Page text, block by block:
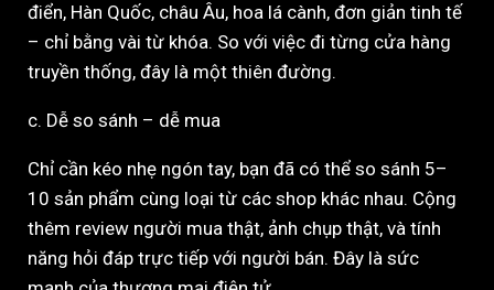
điển, Hàn Quốc, châu Âu, hoa lá cành, đơn giản tinh tế
– chỉ bằng vài từ khóa. So với việc đi từng cửa hàng
truyền thống, đây là một thiên đường.
c. Dễ so sánh – dễ mua
Chỉ cần kéo nhẹ ngón tay, bạn đã có thể so sánh 5–
10 sản phẩm cùng loại từ các shop khác nhau. Cộng
thêm review người mua thật, ảnh chụp thật, và tính
năng hỏi đáp trực tiếp với người bán. Đây là sức